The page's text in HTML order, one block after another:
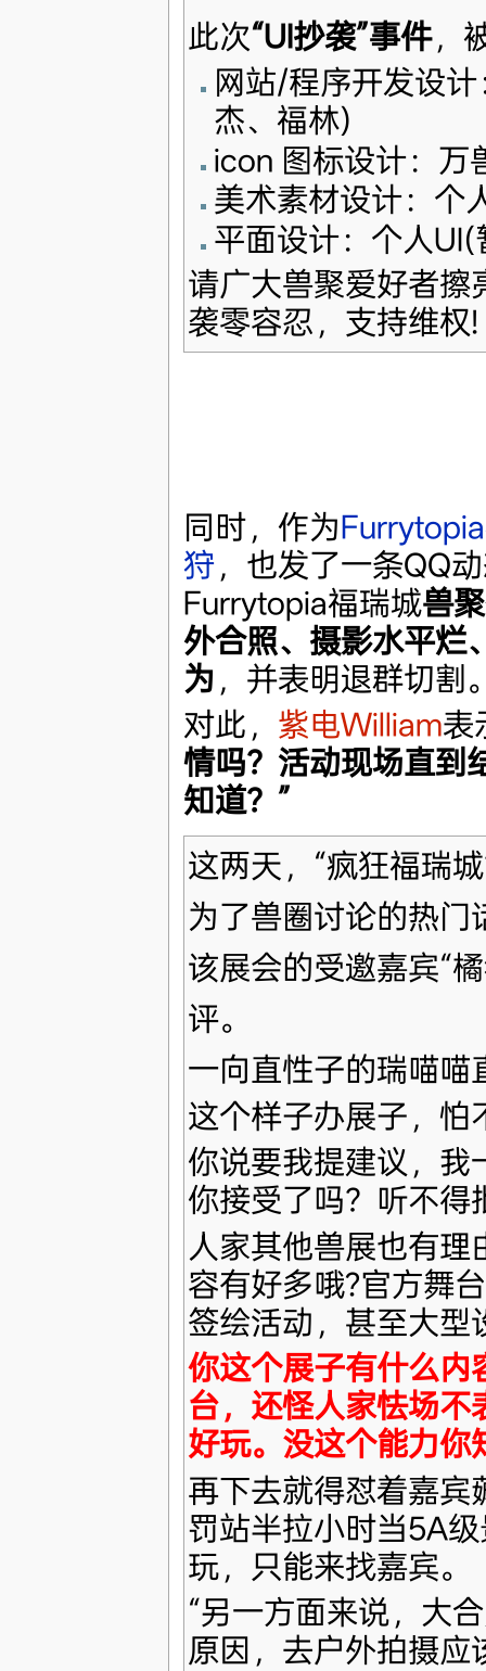
此次“UI抄袭”事件，
网站/程序开发设
杰、福林)
icon 图标设计：万
美术素材设计：个
平面设计：个人
请广大兽聚爱好者擦
袭零容忍，支持维权!
同时，作为
狩，也发了一条QQ
Furrytopia福瑞城兽
外合照、摄影水平烂
为 ，并表明退群切割
对此， 紫电William表
情吗？活动现场直到
知道？”
这两天，“疯狂福瑞
为了兽圈讨论的热门
该展会的受邀嘉宾“
评。
一向直性子的瑞喵喵
这个样子办展子，怕
你说要我提建议，我
你接受了吗？听不得
人家其他兽展也有
容有好多哦?官方舞
签绘活动，甚至大型
你这个展子有什么内
台，还怪人家怯场不
好玩。没这个能力你
再下去就得怼着嘉宾
罚站半拉小时当5A
玩，只能来找嘉宾。
“另一方面来说，大
原因，去户外拍摄应